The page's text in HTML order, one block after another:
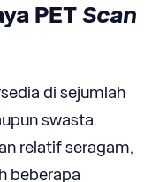
PETScan
di sejumlah
swasta.
relatif seragam,
beberapa